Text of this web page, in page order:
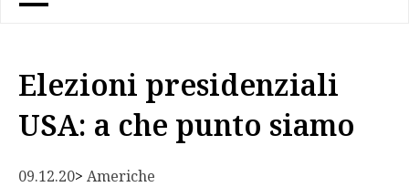
Elezioni presidenziali
USA: a che punto siamo
09.12.20> Americhe